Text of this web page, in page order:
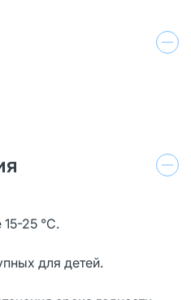
25 °C.
для детей.